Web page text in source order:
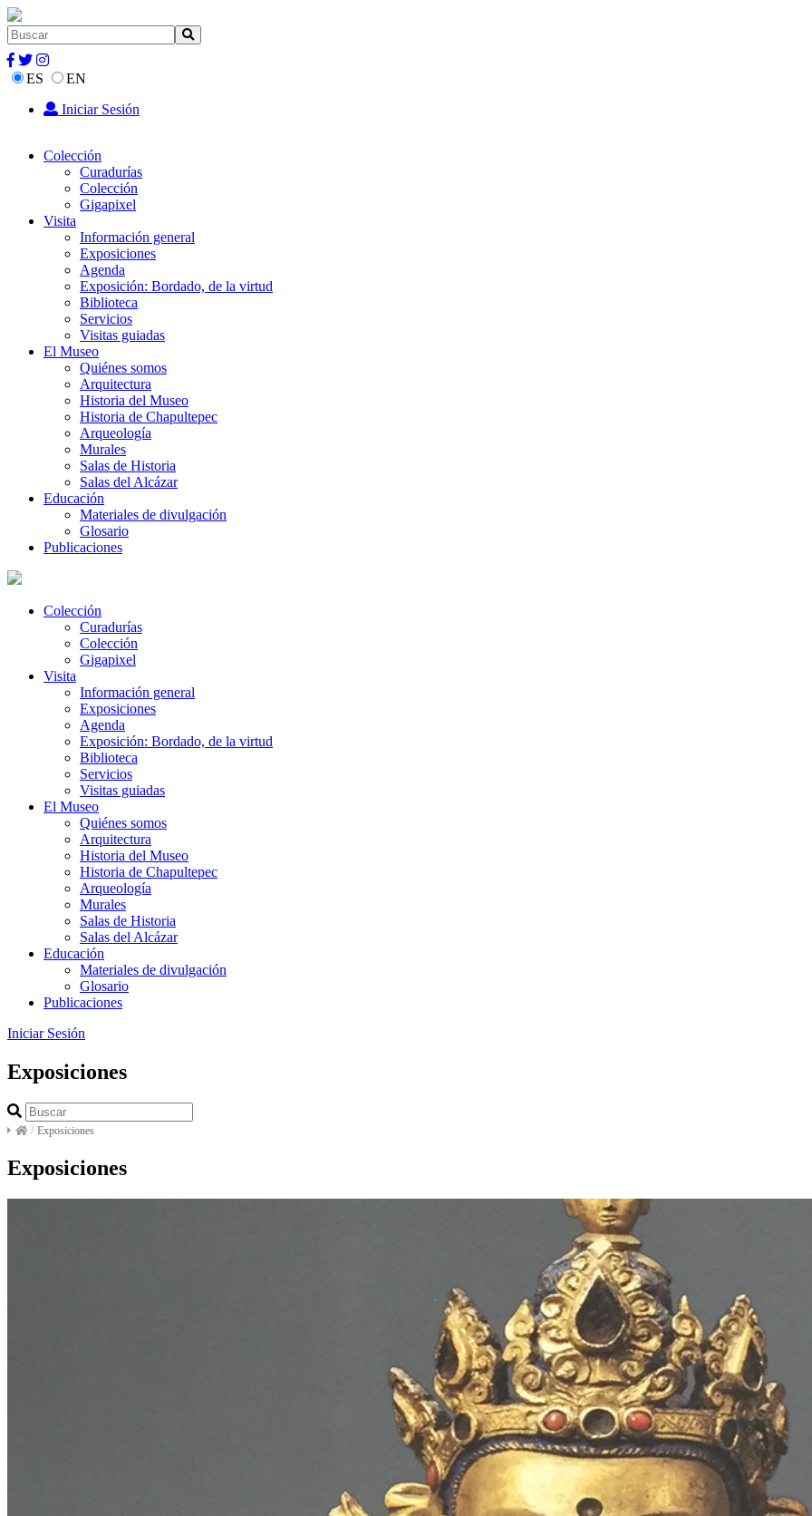
ES
EN
Iniciar Sesión
Colección
Curadurías
Colección
Gigapixel
Visita
Información general
Exposiciones
Agenda
Exposición: Bordado, de la virtud
Biblioteca
Servicios
Visitas guiadas
El Museo
Quiénes somos
Arquitectura
Historia del Museo
Historia de Chapultepec
Arqueología
Murales
Salas de Historia
Salas del Alcázar
Educación
Materiales de divulgación
Glosario
Publicaciones
Colección
Curadurías
Colección
Gigapixel
Visita
Información general
Exposiciones
Agenda
Exposición: Bordado, de la virtud
Biblioteca
Servicios
Visitas guiadas
El Museo
Quiénes somos
Arquitectura
Historia del Museo
Historia de Chapultepec
Arqueología
Murales
Salas de Historia
Salas del Alcázar
Educación
Materiales de divulgación
Glosario
Publicaciones
Iniciar Sesión
Exposiciones
/ Exposiciones
Exposiciones